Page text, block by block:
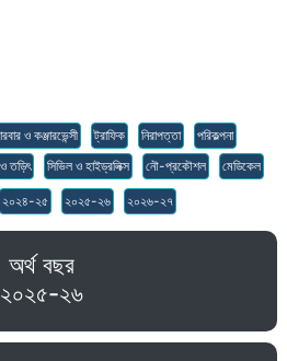
ও কঞ্জারভেন্সী ট্রাফিক নিরাপত্তা
পরিকল্পনা
ও তড়িৎ সিভিল ও হাইড্রলিক্স নৌ-প্রকৌশল মেডিকেল
২০২৪-২৫ ২০২৫-২৬ ২০২৬-২৭
অর্থ বছর
২০২৫-২৬